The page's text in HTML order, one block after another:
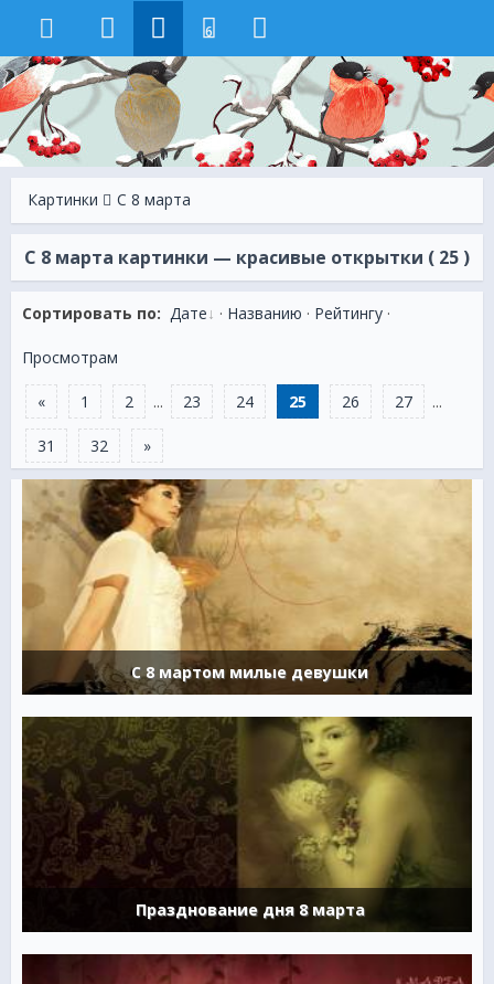
6
Картинки C 8 марта
C 8 марта картинки — красивые открытки ( 25 )
Сортировать по: Дате · Названию · Рейтингу ·
Просмотрам
« 1 2 ... 23 24 25 26 27 ...
31 32 »
С 8 мартом милые девушки
Празднование дня 8 марта